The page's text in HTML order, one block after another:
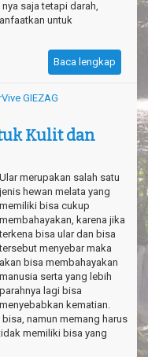
saja tetapi darah,
untuk
Baca lengkap
GIEZAG
Kulit dan
Ular merupakan salah satu
jenis hewan melata yang
memiliki bisa cukup
membahayakan, karena jika
terkena bisa ular dan bisa
tersebut menyebar maka
akan bisa membahayakan
manusia serta yang lebih
parahnya lagi bisa
menyebabkan kematian.
namun memang harus
memiliki bisa yang